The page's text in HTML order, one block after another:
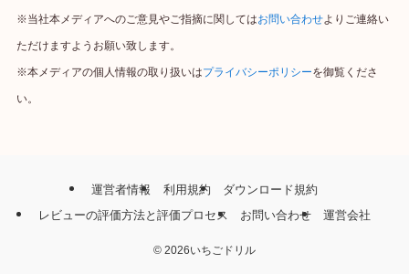
※当社本メディアへのご意見やご指摘に関してはお問い合わせよりご連絡い
ただけますようお願い致します。
※本メディアの個人情報の取り扱いはプライバシーポリシーを御覧くださ
い。
運営者情報 利用規約
ダウンロード規約
レビューの評価方法と評価プロセス
お問い合わせ 運営会社
© 2026いちごドリル